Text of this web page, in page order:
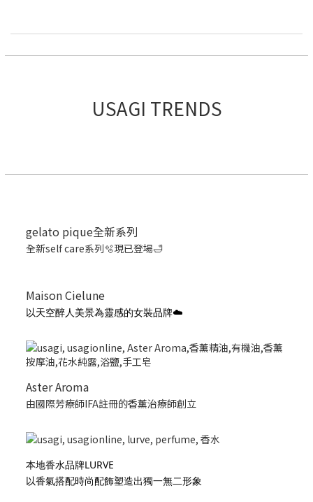
USAGI TRENDS
gelato pique全新系列
全新self care系列🫧現已登場🛁
Maison Cielune
以天空醉人美景為靈感的女裝品牌☁️
Aster Aroma
由國際芳療師IFA註冊的香薰治療師創立
本地香水品牌LURVE
以香氣搭配時尚配飾塑造出獨一無二形象